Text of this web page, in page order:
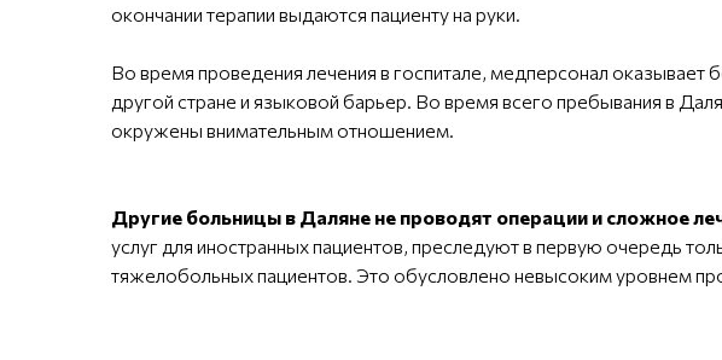
окончании терапии выдаются пациенту на руки.
Во время проведения лечения в госпитале, медперсонал
другой стране и языковой барьер. Во время всего пребывания в
окружены внимательным отношением.
Другие больницы в Даляне не проводят операции и сложное
услуг для иностранных пациентов, преследуют в первую очередь
тяжелобольных пациентов. Это обусловлено невысоким уровнем